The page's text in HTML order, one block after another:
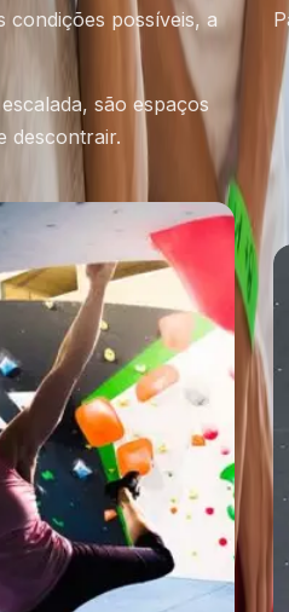
possíveis, a
são espaços
descontrair.